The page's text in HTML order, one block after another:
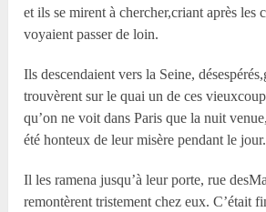
et ils se mirent à chercher,criant après les
voyaient passer de loin.
Ils descendaient vers la Seine,
trouvèrent sur le quai un de ces
qu’on ne voit dans Paris que la nuit
été honteux de leur misère pendant le jour.
Il les ramena jusqu’à leur porte, rue
remontèrent tristement chez eux. C’était